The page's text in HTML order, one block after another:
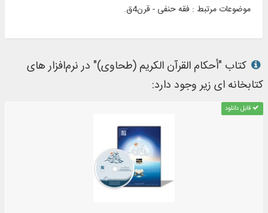
موضوعات مرتبط : فقه حنفی - قرن4ق.
کتاب "أحكام القرآن الکریم (طحاوی)" در نرم‌افزار های
کتابخانه ای زیر وجود دارد:
قابل دانلود